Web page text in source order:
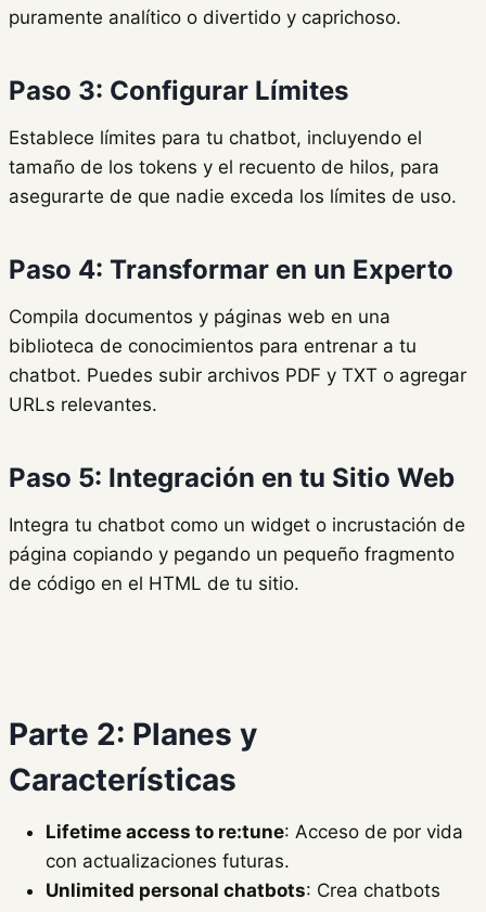
puramente analítico o divertido y caprichoso.
Paso 3: Configurar Límites
Establece límites para tu chatbot, incluyendo el
tamaño de los tokens y el recuento de hilos, para
asegurarte de que nadie exceda los límites de uso.
Paso 4: Transformar en un Experto
Compila documentos y páginas web en una
biblioteca de conocimientos para entrenar a tu
chatbot. Puedes subir archivos PDF y TXT o agregar
URLs relevantes.
Paso 5: Integración en tu Sitio Web
Integra tu chatbot como un widget o incrustación de
página copiando y pegando un pequeño fragmento
de código en el HTML de tu sitio.
Parte 2: Planes y
Características
Lifetime access to re:tune: Acceso de por vida
con actualizaciones futuras.
Unlimited personal chatbots: Crea chatbots